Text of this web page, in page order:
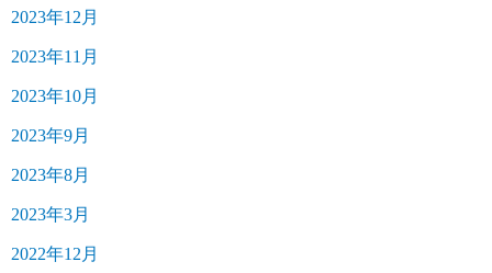
2023年12月
2023年11月
2023年10月
2023年9月
2023年8月
2023年3月
2022年12月